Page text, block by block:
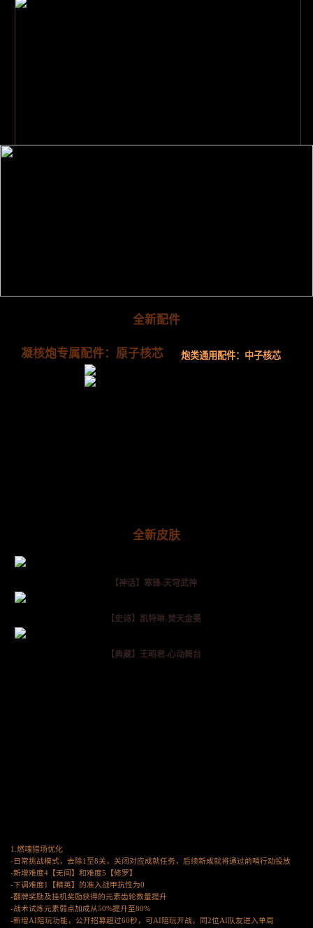
全新配件
凝核炮专属配件：原子核芯 炮类通用配件：中子核芯
全新皮肤
【神话】寒锋-天穹武神
【史诗】凯特琳-焚天金冕
【典藏】王昭君-心动舞台
1.燃魂猎场优化
-日常挑战模式，去除1至8关，关闭对应成就任务，后续新成就将通过前哨行动投放
-新增难度4【无间】和难度5【修罗】
-下调难度1【精英】的准入战甲抗性为0
-翻牌奖励及挂机奖励获得的元素齿轮数量提升
-战术试炼元素弱点加成从50%提升至80%
-新增AI陪玩功能，公开招募超过60秒，可AI陪玩开战，同2位AI队友进入单局